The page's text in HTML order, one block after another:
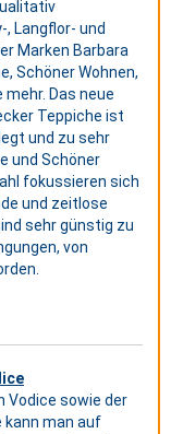
Langflor- und
Marken Barbara
Schöner Wohnen,
mehr. Das neue
Teppiche ist
und zu sehr
und Schöner
fokussieren sich
und zeitlose
sehr günstig zu
von
Vodice sowie der
kann man auf